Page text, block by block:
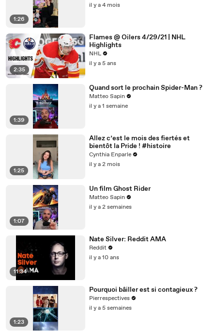
1:26
il y a 4 mois
2:35
Flames @ Oilers 4/29/21 | NHL
Highlights
NHL
il y a 5 ans
1:39
Quand sort le prochain Spider-Man ?
Matteo Sapin
il y a 1 semaine
1:25
Allez c’est le mois des fiertés et
bientôt la Pride ! #histoire
Cynthia Enparle
il y a 2 mois
1:07
Un film Ghost Rider
Matteo Sapin
il y a 2 semaines
11:34
Nate Silver: Reddit AMA
Reddit
il y a 10 ans
1:23
Pourquoi bâiller est si contagieux ?
Pierrespectives
il y a 5 semaines